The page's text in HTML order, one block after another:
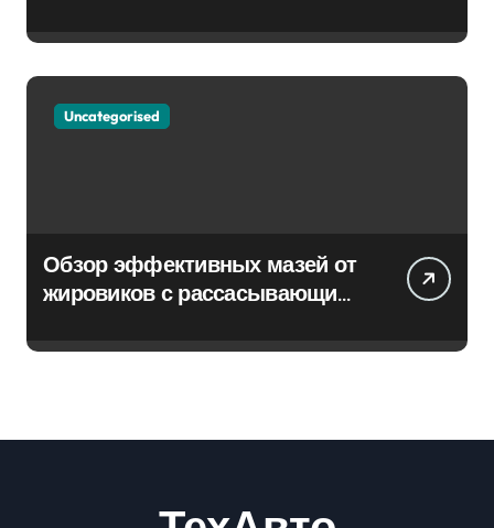
Uncategorised
Обзор эффективных мазей от
жировиков с рассасывающим